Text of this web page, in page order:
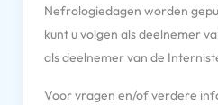
Nefrologiedagen worden
kunt u volgen als deelnemer
als deelnemer van de
Voor vragen en/of verdere